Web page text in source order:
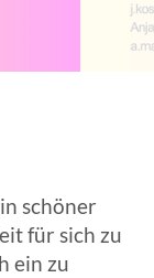
schöner
für sich zu
ein zu